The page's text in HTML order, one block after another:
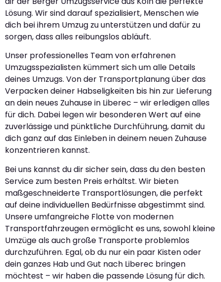
Lösung. Wir sind darauf spezialisiert, Menschen wie
dich bei ihrem Umzug zu unterstützen und dafür zu
sorgen, dass alles reibungslos abläuft.
Unser professionelles Team von erfahrenen
Umzugsspezialisten kümmert sich um alle Details
deines Umzugs. Von der Transportplanung über das
Verpacken deiner Habseligkeiten bis hin zur Lieferung
an dein neues Zuhause in Liberec – wir erledigen alles
für dich. Dabei legen wir besonderen Wert auf eine
zuverlässige und pünktliche Durchführung, damit du
dich ganz auf das Einleben in deinem neuen Zuhause
konzentrieren kannst.
Bei uns kannst du dir sicher sein, dass du den besten
Service zum besten Preis erhältst. Wir bieten
maßgeschneiderte Transportlösungen, die perfekt
auf deine individuellen Bedürfnisse abgestimmt sind.
Unsere umfangreiche Flotte von modernen
Transportfahrzeugen ermöglicht es uns, sowohl kleine
Umzüge als auch große Transporte problemlos
durchzuführen. Egal, ob du nur ein paar Kisten oder
dein ganzes Hab und Gut nach Liberec bringen
möchtest – wir haben die passende Lösung für dich.